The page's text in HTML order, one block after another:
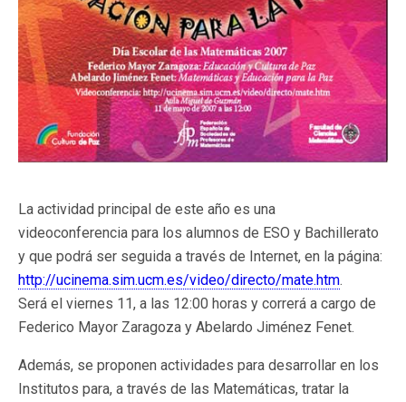
La actividad principal de este año es una
videoconferencia para los alumnos de ESO y Bachillerato
y que podrá ser seguida a través de Internet, en la página:
http://ucinema.sim.ucm.es/video/directo/mate.htm.
Será el viernes 11, a las 12:00 horas y correrá a cargo de
Federico Mayor Zaragoza y Abelardo Jiménez Fenet.
Además, se proponen actividades para desarrollar en los
Institutos para, a través de las Matemáticas, tratar la